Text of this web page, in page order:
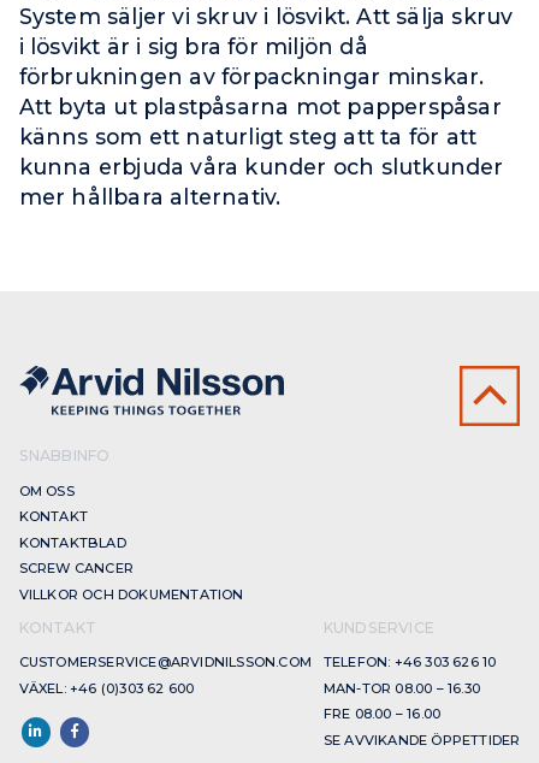
System säljer vi skruv i lösvikt. Att sälja skruv
i lösvikt är i sig bra för miljön då
förbrukningen av förpackningar minskar.
Att byta ut plastpåsarna mot papperspåsar
känns som ett naturligt steg att ta för att
kunna erbjuda våra kunder och slutkunder
mer hållbara alternativ.
SNABBINFO
OM OSS
KONTAKT
KONTAKTBLAD
SCREW CANCER
VILLKOR OCH DOKUMENTATION
KONTAKT
CUSTOMERSERVICE@ARVIDNILSSON.COM
VÄXEL: +46 (0)303 62 600
KUNDSERVICE
TELEFON: +46 303 626 10
MAN-TOR 08.00 – 16.30
FRE 08.00 – 16.00
SE AVVIKANDE ÖPPETTIDER